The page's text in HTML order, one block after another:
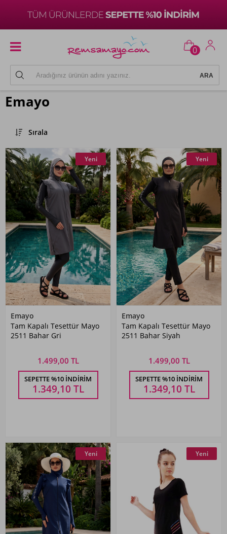
0
Emayo
Sırala
Yeni
Emayo
Tam Kapalı Tesettür Mayo
2511 Bahar Gri
1.499,00 TL
SEPETTE %10 İNDIRIM
1.349,10 TL
Yeni
Emayo
Tam Kapalı Tesettür Mayo
2511 Bahar Siyah
1.499,00 TL
SEPETTE %10 İNDIRIM
1.349,10 TL
Yeni Yeni